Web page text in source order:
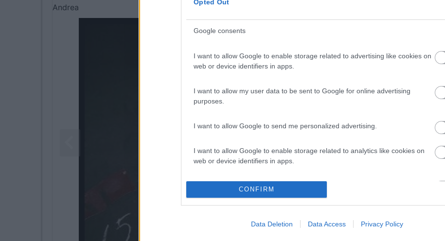
Opted Out
Google consents
I want to allow Google to enable storage related to advertising like cookies on
web or device identifiers in apps.
I want to allow my user data to be sent to Google for online advertising
purposes.
I want to allow Google to send me personalized advertising.
I want to allow Google to enable storage related to analytics like cookies on
web or device identifiers in apps.
I want to allow Google to enable storage related to functionality of the website
I want to allow Google to enable storage related to personalization.
CONFIRM
Data Deletion Data Access Privacy Policy
Andrea